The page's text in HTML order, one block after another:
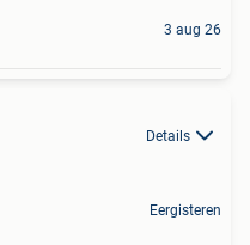
3 aug 26
Details
Eergisteren